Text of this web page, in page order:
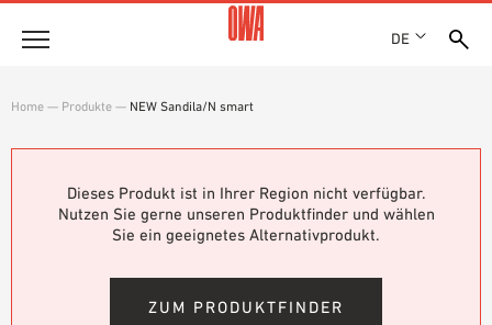
DE
STANDORTE
NACHHALTIGKEIT
Produkte
PRODUKTÜBERSICHT
GEFÜHRTE SUCHE
Lösungen
EINSATZGEBIETE
Home — Produkte — NEW Sandila/N smart
Dieses Produkt ist in Ihrer Region nicht verfügbar.
Nutzen Sie gerne unseren Produktfinder und wählen
Sie ein geeignetes Alternativprodukt.
ZUM PRODUKTFINDER